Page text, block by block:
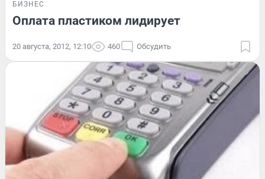
БИЗНЕС
Оплата пластиком лидирует
20 августа, 2012, 12:10 460 Обсудить